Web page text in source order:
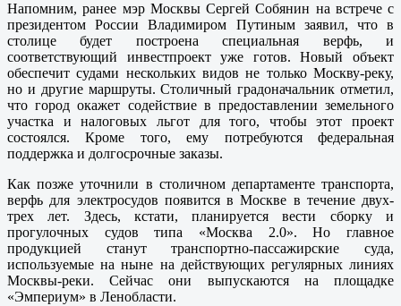
Напомним, ранее мэр Москвы Сергей Собянин на встрече с
президентом России Владимиром Путиным заявил, что в
столице будет построена специальная верфь, и
соответствующий инвестпроект уже готов. Новый объект
обеспечит судами нескольких видов не только Москву-реку,
но и другие маршруты. Столичный градоначальник отметил,
что город окажет содействие в предоставлении земельного
участка и налоговых льгот для того, чтобы этот проект
состоялся. Кроме того, ему потребуются федеральная
поддержка и долгосрочные заказы.
Как позже уточнили в столичном департаменте транспорта,
верфь для электросудов появится в Москве в течение двух-
трех лет. Здесь, кстати, планируется вести сборку и
прогулочных судов типа «Москва 2.0». Но главное
продукцией станут транспортно-пассажирские суда,
используемые на ныне на действующих регулярных линиях
Москвы-реки. Сейчас они выпускаются на площадке
«Эмпериум» в Ленобласти.